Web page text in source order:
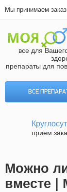
Мы принимаем
все для
препараты для
ВСЕ
прием
Можно
вместе |